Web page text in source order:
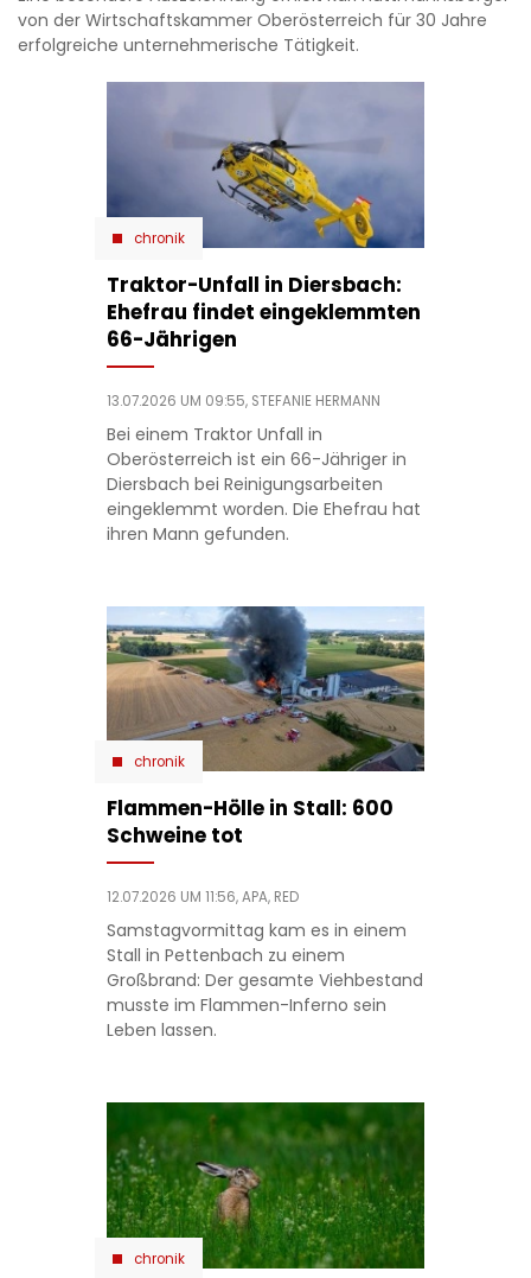
von der Wirtschaftskammer Oberösterreich für 30 Jahre
erfolgreiche unternehmerische Tätigkeit.
chronik
Traktor-Unfall in Diersbach:
Ehefrau findet eingeklemmten
66-Jährigen
13.07.2026 UM 09:55, STEFANIE HERMANN
Bei einem Traktor Unfall in
Oberösterreich ist ein 66-Jähriger in
Diersbach bei Reinigungsarbeiten
eingeklemmt worden. Die Ehefrau hat
ihren Mann gefunden.
chronik
Flammen-Hölle in Stall: 600
Schweine tot
12.07.2026 UM 11:56,APA, RED
Samstagvormittag kam es in einem
Stall in Pettenbach zu einem
Großbrand: Der gesamte Viehbestand
musste im Flammen-Inferno sein
Leben lassen.
chronik